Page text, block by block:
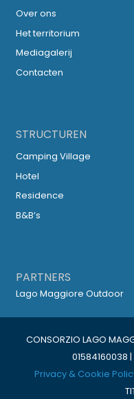
Over ons
Het territorium
Mediagalerij
Contacten
STRUCTUREN
Camping Village
Hotel
Residence
B&B’s
PARTNERS
Lago Maggiore Outdoor
CONSORZIO LAGO
01584160038 |
Privacy & Cookie